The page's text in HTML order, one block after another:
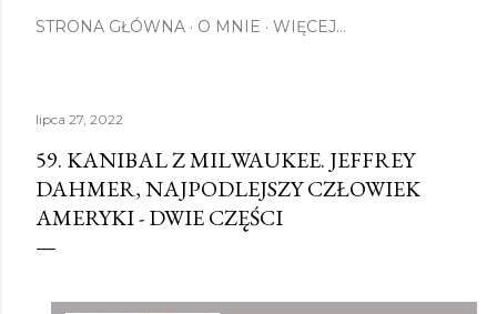
STRONA GŁÓWNA O MNIE WIĘCEJ…
lipca 27, 2022
59. KANIBAL Z MILWAUKEE. JEFFREY
DAHMER, NAJPODLEJSZY CZŁOWIEK
AMERYKI - DWIE CZĘŚCI